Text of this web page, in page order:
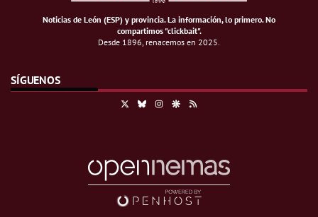
Noticias de León (ESP) y provincia. La información, lo primero.No
compartimos "clickbait".
Desde 1896, renacemos en 2025.
SÍGUENOS
BlueskyInstagramGoogle Discover